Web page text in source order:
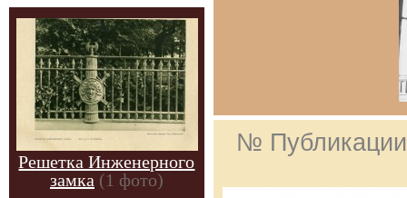
Решетка Инженерного
замка (1 фото)
№